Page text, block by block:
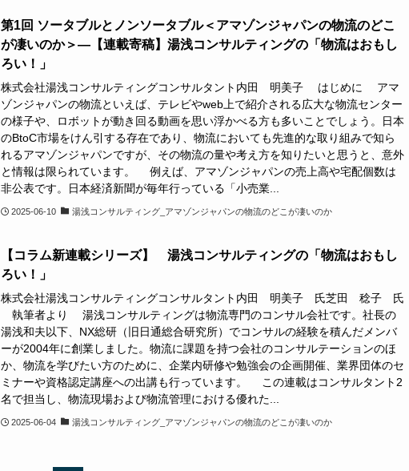
第1回 ソータブルとノンソータブル＜アマゾンジャパンの物流のどこ
が凄いのか＞―【連載寄稿】湯浅コンサルティングの「物流はおもし
ろい！」
株式会社湯浅コンサルティングコンサルタント内田 明美子 はじめに アマ
ゾンジャパンの物流といえば、テレビやweb上で紹介される広大な物流センター
の様子や、ロボットが動き回る動画を思い浮かべる方も多いことでしょう。日本
のBtoC市場をけん引する存在であり、物流においても先進的な取り組みで知ら
れるアマゾンジャパンですが、その物流の量や考え方を知りたいと思うと、意外
と情報は限られています。 例えば、アマゾンジャパンの売上高や宅配個数は
非公表です。日本経済新聞が毎年行っている「小売業...
2025-06-10 湯浅コンサルティング_アマゾンジャパンの物流のどこが凄いのか
【コラム新連載シリーズ】 湯浅コンサルティングの「物流はおもし
ろい！」
株式会社湯浅コンサルティングコンサルタント内田 明美子 氏芝田 稔子 氏
執筆者より 湯浅コンサルティングは物流専門のコンサル会社です。社長の
湯浅和夫以下、NX総研（旧日通総合研究所）でコンサルの経験を積んだメンバ
ーが2004年に創業しました。物流に課題を持つ会社のコンサルテーションのほ
か、物流を学びたい方のために、企業内研修や勉強会の企画開催、業界団体のセ
ミナーや資格認定講座への出講も行っています。 この連載はコンサルタント2
名で担当し、物流現場および物流管理における優れた...
2025-06-04 湯浅コンサルティング_アマゾンジャパンの物流のどこが凄いのか